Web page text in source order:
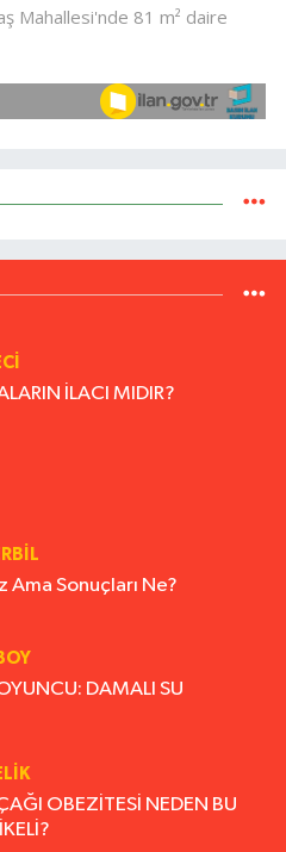
İLACI MIDIR?
Ama Sonuçları Ne?
DAMALI SU
OBEZİTESİ NEDEN BU